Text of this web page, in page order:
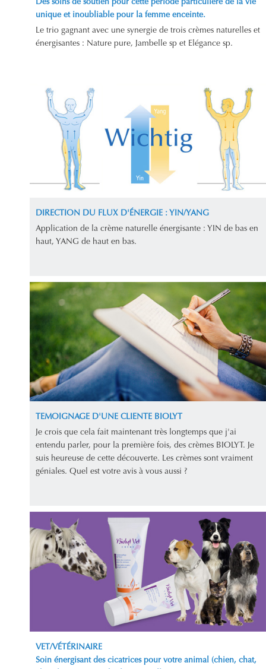
Des soins de soutien pour cette période particulière de la vie
unique et inoubliable pour la femme enceinte.
Le trio gagnant avec une synergie de trois crèmes naturelles et
énergisantes : Nature pure, Jambelle sp et Elégance sp.
DIRECTION DU FLUX D'ÉNERGIE : YIN/YANG
Application de la crème naturelle énergisante : YIN de bas en
haut, YANG de haut en bas.
TEMOIGNAGE D'UNE CLIENTE BIOLYT
Je crois que cela fait maintenant très longtemps que j'ai
entendu parler, pour la première fois, des crèmes BIOLYT. Je
suis heureuse de cette découverte. Les crèmes sont vraiment
géniales. Quel est votre avis à vous aussi ?
VET/VÉTÉRINAIRE
Soin énergisant des cicatrices pour votre animal (chien, chat,